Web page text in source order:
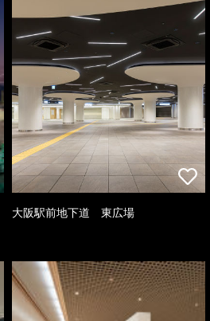
大阪駅前地下道 東広場